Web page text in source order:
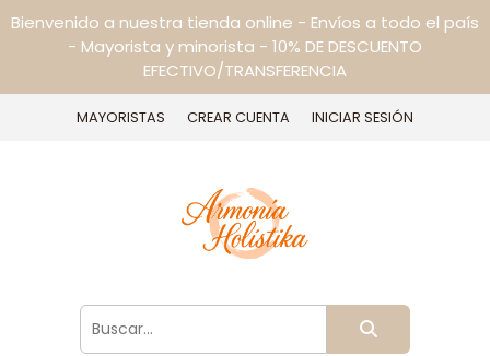
Bienvenido a nuestra tienda online - Envíos a todo el país
- Mayorista y minorista - 10% DE DESCUENTO
EFECTIVO/TRANSFERENCIA
MAYORISTAS CREAR CUENTA INICIAR SESIÓN